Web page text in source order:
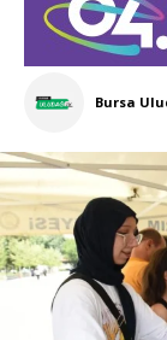
Bursa